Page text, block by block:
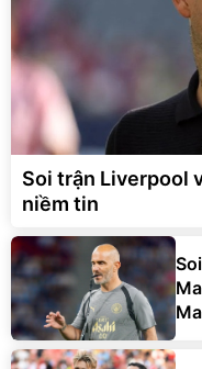
Soi trận Liverpool
niềm tin